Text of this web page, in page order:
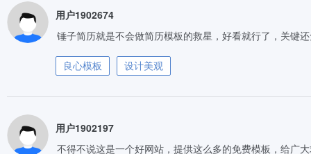
用户1902674
锤子简历就是不会做简历模板的救星，好看就行了，关键
良心模板 设计美观
用户1902197
不得不说这是一个好网站，提供这么多的免费模板，给广